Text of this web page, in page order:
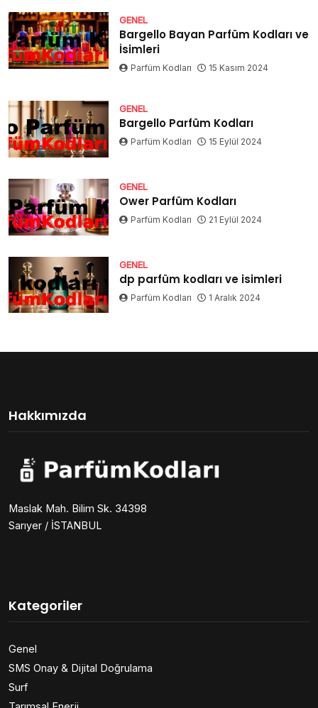
GENEL
Bargello Bayan Parfüm Kodları ve
İsimleri
Parfüm Kodları 15 Kasım 2024
GENEL
Bargello Parfüm Kodları
Parfüm Kodları 15 Eylül 2024
GENEL
Ower Parfüm Kodları
Parfüm Kodları 21 Eylül 2024
GENEL
dp parfüm kodları ve isimleri
Parfüm Kodları 1 Aralık 2024
Hakkımızda
Maslak Mah. Bilim Sk. 34398
Sarıyer / İSTANBUL
Kategoriler
Genel
SMS Onay & Dijital Doğrulama
Surf